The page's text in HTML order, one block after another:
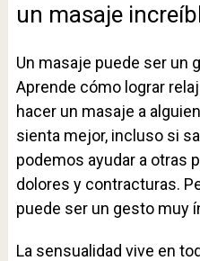
un masaje
Un masaje puede ser un
Aprende cómo lograr
hacer un masaje a
sienta mejor, incluso si
podemos ayudar a otras
dolores y contracturas.
puede ser un gesto muy
La sensualidad vive en